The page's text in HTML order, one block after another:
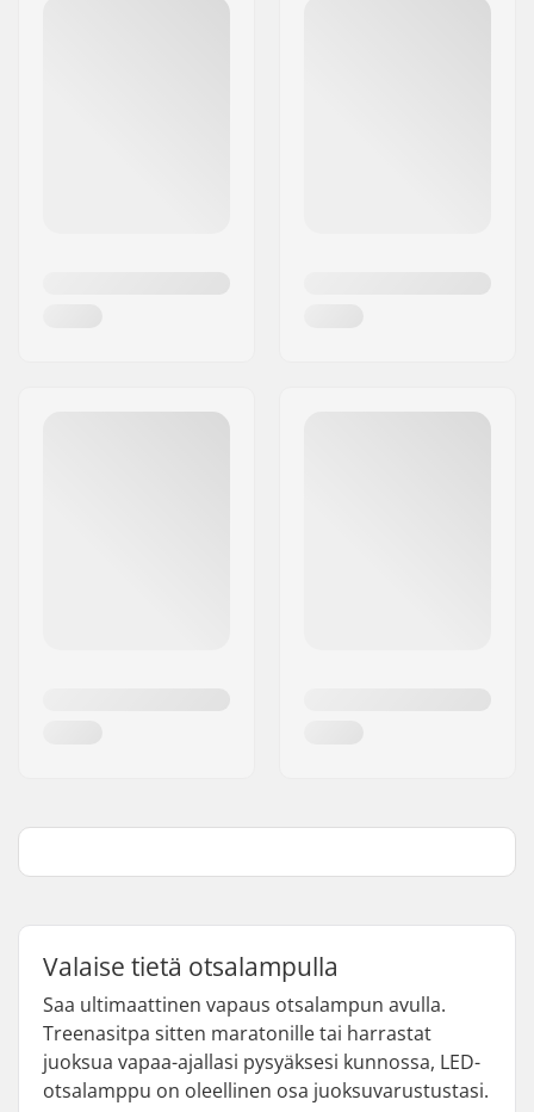
Valaise tietä otsalampulla
Saa ultimaattinen vapaus otsalampun avulla.
Treenasitpa sitten maratonille tai harrastat
juoksua vapaa-ajallasi pysyäksesi kunnossa, LED-
otsalamppu on oleellinen osa juoksuvarustustasi.